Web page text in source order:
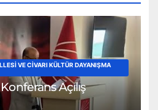
VE CIVARI KÜLTÜR DAYANIŞMA
Açılış